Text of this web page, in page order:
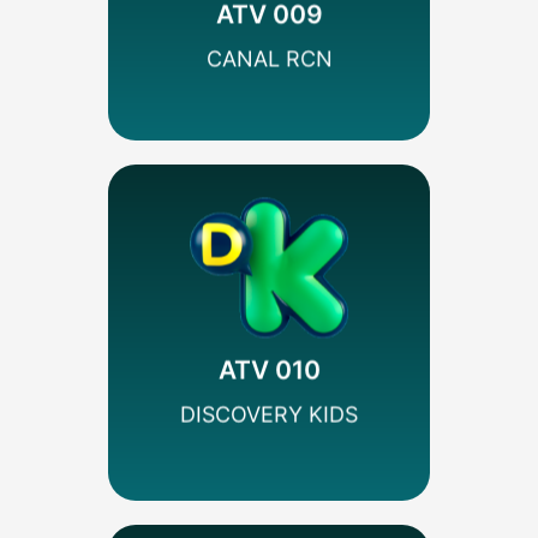
ATV 009
CANAL RCN
SEÑAL HD
Colombia
ATV 010
DISCOVERY KIDS
SEÑAL SD
Discovery
Codificado
MÁS INFO